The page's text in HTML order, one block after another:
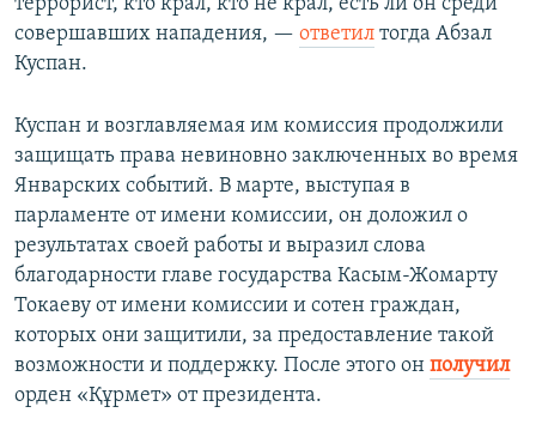
совершавших нападения, — ответил тогда Абзал
Куспан.
Куспан и возглавляемая им комиссия продолжили
защищать права невиновно заключенных во время
Январских событий. В марте, выступая в
парламенте от имени комиссии, он доложил о
результатах своей работы и выразил слова
благодарности главе государства Касым-Жомарту
Токаеву от имени комиссии и сотен граждан,
которых они защитили, за предоставление такой
возможности и поддержку. После этого он получил
орден «Құрмет» от президента.